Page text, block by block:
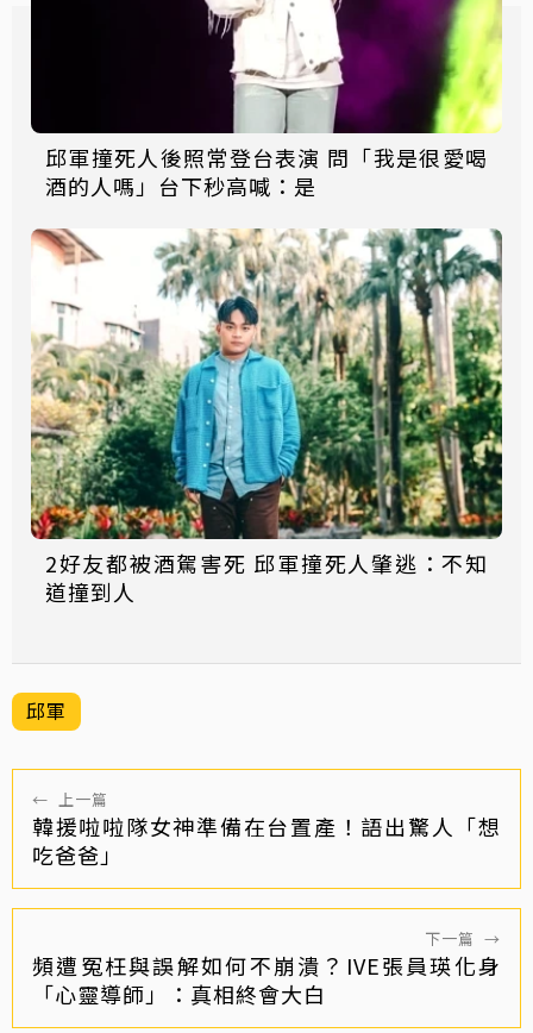
邱軍撞死人後照常登台表演 問「我是很愛喝
酒的人嗎」台下秒高喊：是
2好友都被酒駕害死 邱軍撞死人肇逃：不知
道撞到人
邱軍
← 上一篇
韓援啦啦隊女神準備在台置產！語出驚人「想
吃爸爸」
下一篇 →
頻遭冤枉與誤解如何不崩潰？IVE張員瑛化身
「心靈導師」：真相終會大白